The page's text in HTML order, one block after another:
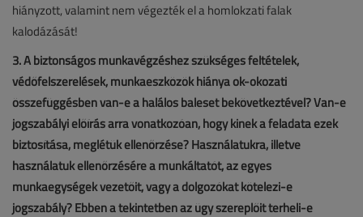
hiányzott, valamint nem végezték el a homlokzati falak
kalodázását!
3. A biztonságos munkavégzéshez szükséges feltételek,
védőfelszerelések, munkaeszközök hiánya ok-okozati
összefüggésben van-e a halálos baleset bekövetkeztével? Van-e
jogszabályi előírás arra vonatkozóan, hogy kinek a feladata ezek
biztosítása, meglétük ellenőrzése? Használatukra, illetve
használatuk ellenőrzésére a munkáltatót, az egyes
munkaegységek vezetőit, vagy a dolgozókat kötelezi-e
jogszabály? Ebben a tekintetben az ügy szereplőit terheli-e